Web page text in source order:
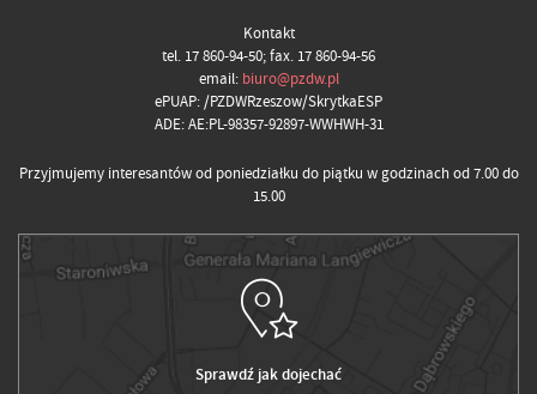
Kontakt
tel. 17 860-94-50; fax. 17 860-94-56
email: biuro@pzdw.pl
ePUAP: /PZDWRzeszow/SkrytkaESP
ADE: AE:PL-98357-92897-WWHWH-31
Przyjmujemy interesantów od poniedziałku do piątku w godzinach od 7.00 do
15.00
Sprawdź jak dojechać